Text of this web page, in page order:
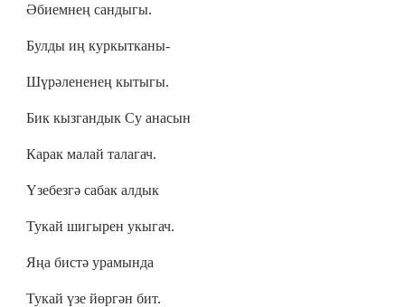
Әбиемнең сандыгы.
Булды иң куркытканы-
Шүрәлененең кытыгы.
Бик кызгандык Су анасын
Карак малай талагач.
Үзебезгә сабак алдык
Тукай шигырен укыгач.
Яңа бистә урамында
Тукай үзе йөргән бит.